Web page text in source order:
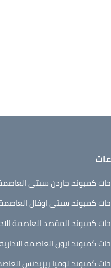
كمبوند جاردن سيتي العاصمة
كمبوند سيتي اوفال العاصمة
كمبوند المقصد العاصمة
كمبوند ايون العاصمة
كمبوند لوميا ريزيدنس